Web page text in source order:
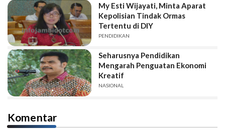
My Esti Wijayati, Minta Aparat
Kepolisian Tindak Ormas
Tertentu di DIY
PENDIDIKAN
Seharusnya Pendidikan
Mengarah Penguatan Ekonomi
Kreatif
NASIONAL
Komentar